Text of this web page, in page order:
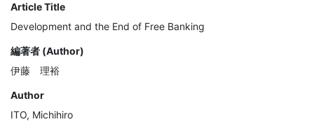
Article Title
Development and the End of Free Banking
編著者 (Author)
伊藤 理裕
Author
ITO, Michihiro